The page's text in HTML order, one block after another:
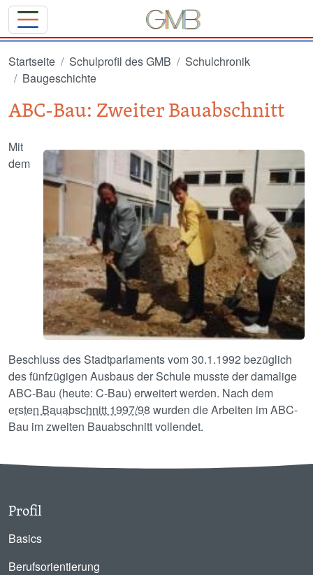
Startseite Schulprofil des GMB
Schulchronik
Baugeschichte
ABC-Bau: Zweiter Bauabschnitt
Image
Mit
dem
Beschluss des Stadtparlaments vom 30.1.1992 bezüglich
des fünfzügigen Ausbaus der Schule musste der damalige
ABC-Bau (heute: C-Bau) erweitert werden. Nach dem
ersten Bauabschnitt 1997/98 wurden die Arbeiten im ABC-
Bau im zweiten Bauabschnitt vollendet.
Profil
Basics
Berufsorientierung